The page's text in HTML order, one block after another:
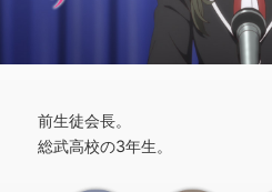
前生徒会長。
総武高校の3年生。